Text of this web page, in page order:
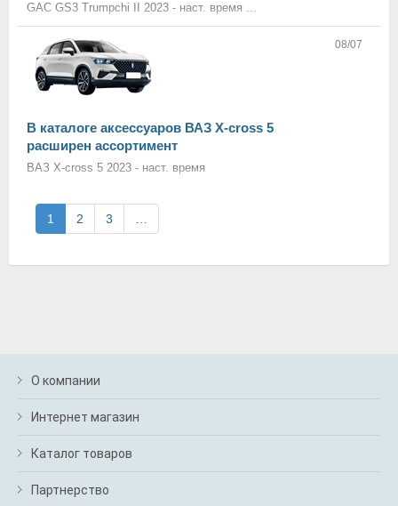
GAC GS3 Trumpchi II 2023 - наст. время ...
08/07
В каталоге аксессуаров ВАЗ X-cross 5
расширен ассортимент
ВАЗ X-cross 5 2023 - наст. время
1 2 3
О компании
Интернет магазин
Каталог товаров
Партнерство